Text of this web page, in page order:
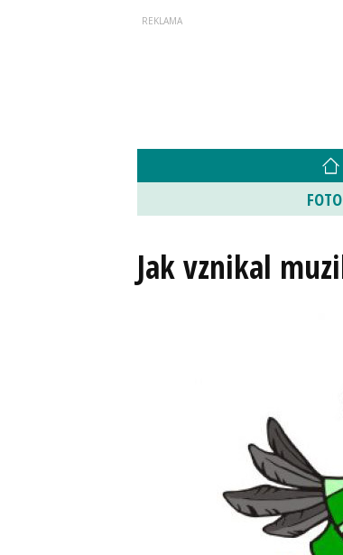
FOTO
Jak vznikal